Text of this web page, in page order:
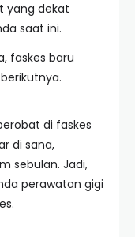
yang dekat
saat ini.
faskes baru
di faskes
di sana,
sebulan. Jadi,
perawatan gigi